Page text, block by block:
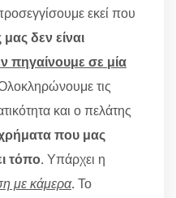
εκεί που
μας δεν είναι
πηγαίνουμε σε μία
τις
και ο πελάτης
που μας
τόπο. Υπάρχει η
με κάμερα. Το